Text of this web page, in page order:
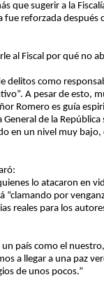
que sugerir a la
reforzada después
al Fiscal por qué no
delitos como
A pesar de esto,
Romero es guía
de la República
en un nivel muy
lo atacaron en
“clamando por
reales para los
país como el
a llegar a una paz
de unos pocos.”